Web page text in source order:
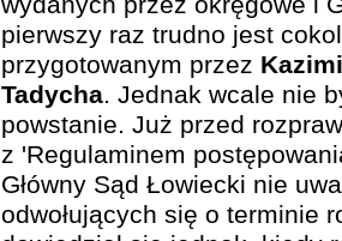
pierwszy raz trudno jest
przygotowanym przez
Tadycha. Jednak wcale nie
powstanie. Już przed
z 'Regulaminem
Główny Sąd Łowiecki nie
odwołujących się o terminie